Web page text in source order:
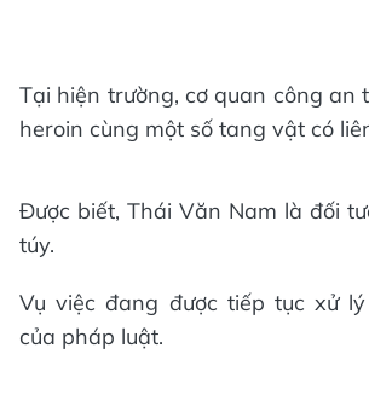
Tại hiện trường, cơ quan công an
heroin cùng một số tang vật có
Được biết, Thái Văn Nam là đối
túy.
Vụ việc đang được tiếp tục xử
của pháp luật.